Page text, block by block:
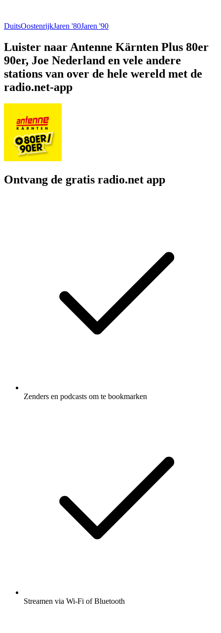
DuitsOostenrijkJaren '80Jaren '90
Luister naar Antenne Kärnten Plus 80er
90er, Joe Nederland en vele andere
stations van over de hele wereld met de
radio.net-app
Ontvang de gratis radio.net app
Zenders en podcasts om te bookmarken
Streamen via Wi-Fi of Bluetooth